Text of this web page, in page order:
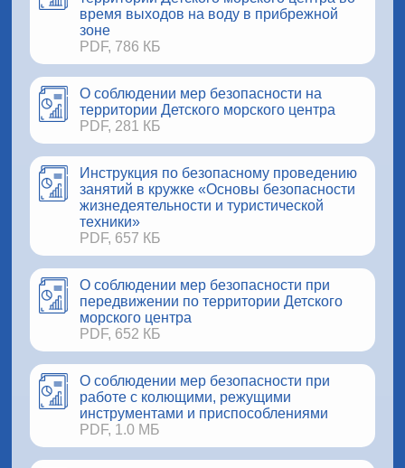
время выходов на воду в прибрежной
зоне
PDF, 786 КБ
О соблюдении мер безопасности на
территории Детского морского центра
PDF, 281 КБ
Инструкция по безопасному проведению
занятий в кружке «Основы безопасности
жизнедеятельности и туристической
техники»
PDF, 657 КБ
О соблюдении мер безопасности при
передвижении по территории Детского
морского центра
PDF, 652 КБ
О соблюдении мер безопасности при
работе с колющими, режущими
инструментами и приспособлениями
PDF, 1.0 МБ